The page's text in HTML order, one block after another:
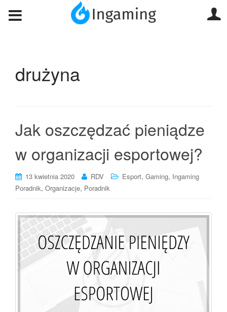
drużyna
Jak oszczędzać pieniądze
w organizacji esportowej?
13 kwietnia 2020 RDV Esport, Gaming, Ingaming
Poradnik, Organizacje, Poradnik